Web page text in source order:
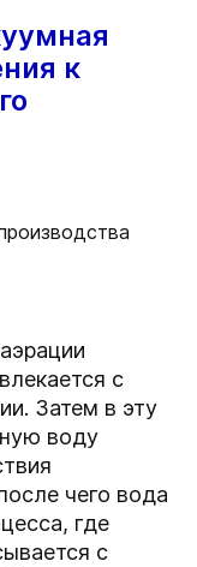
к
с
Затем в эту
воду
чего вода
где
с